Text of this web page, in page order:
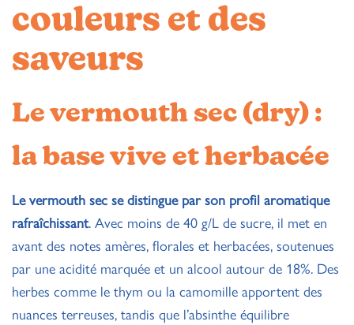
couleurs et des
saveurs
Le vermouth sec (dry) :
la base vive et herbacée
Le vermouth sec se distingue par son profil aromatique
rafraîchissant. Avec moins de 40 g/L de sucre, il met en
avant des notes amères, florales et herbacées, soutenues
par une acidité marquée et un alcool autour de 18%. Des
herbes comme le thym ou la camomille apportent des
nuances terreuses, tandis que l’absinthe équilibre